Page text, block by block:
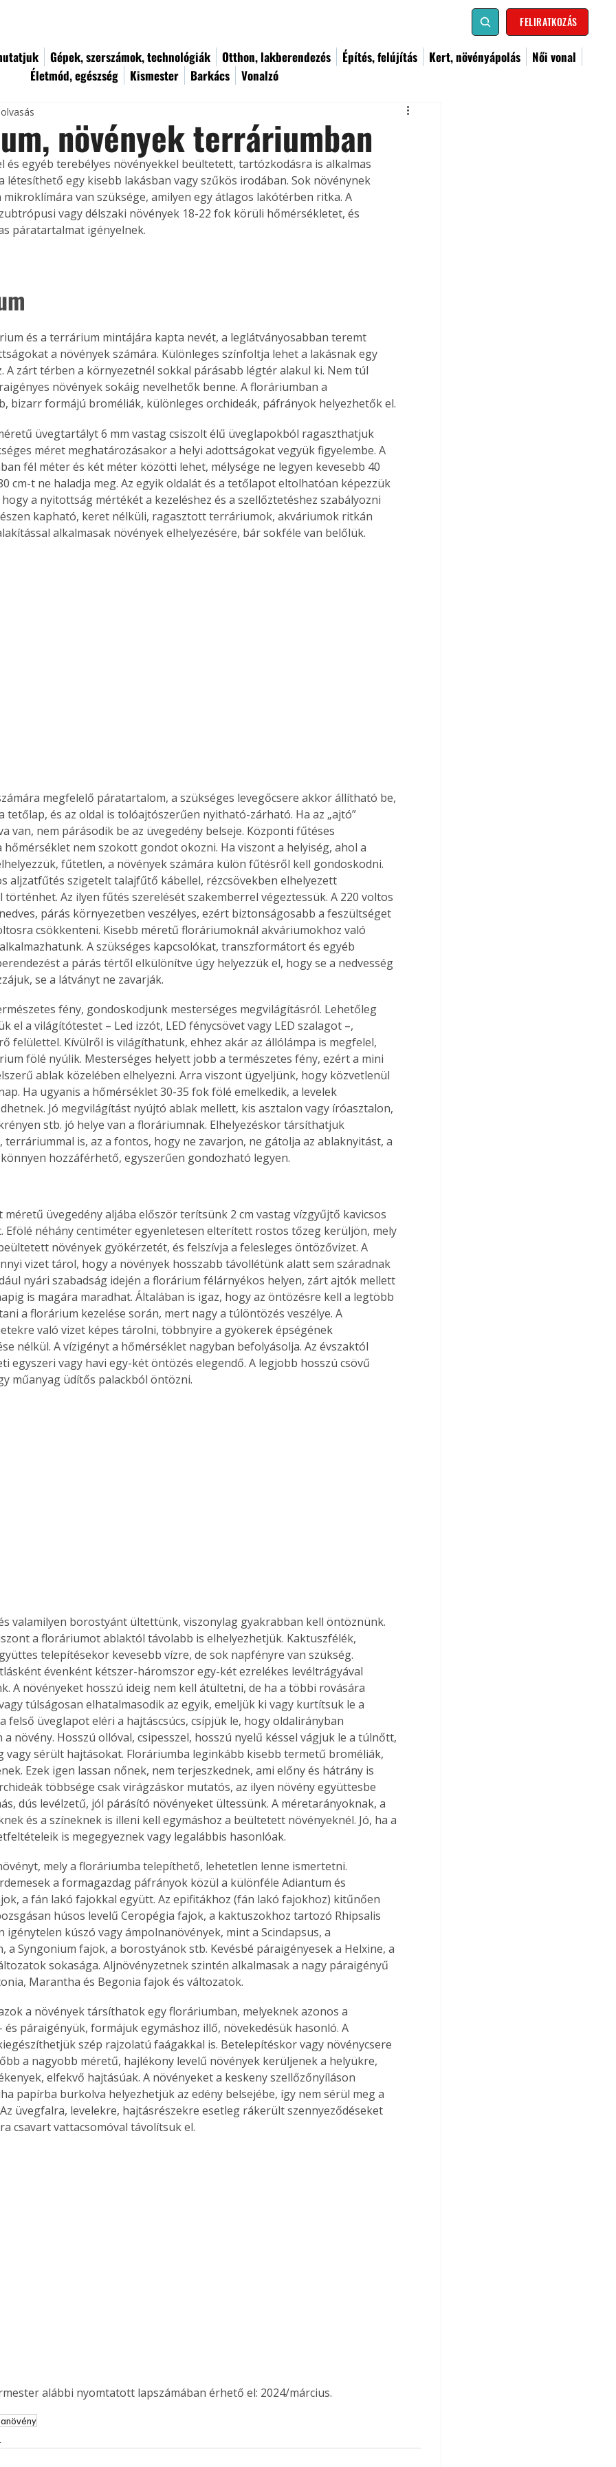
FELIRATKOZÁS
Gépek, szerszámok, technológiák Otthon, lakberendezés Építés, felújítás Kert, növényápolás
Női vonal
Életmód, egészség
Kismester Barkács Vonalzó
az
Old
új,
Együtt jobban megéri!
Bővebb információ itt!
Együtt jobban megéri! A
könyvek tetszőleges
párosítással kedvezményes
áron, 0 Ft postaköltséggel
megrendelhetők!
növények terráriumban
és egyéb terebélyes növényekkel beültetett, tartózkodásra is alkalmas
létesíthető egy kisebb lakásban vagy szűkös irodában. Sok növénynek
mikroklímára van szüksége, amilyen egy átlagos lakótérben ritka. A
vagy délszaki növények 18-22 fok körüli hőmérsékletet, és
páratartalmat igényelnek.
és a terrárium mintájára kapta nevét, a leglátványosabban teremt
a növények számára. Különleges színfoltja lehet a lakásnak egy
A zárt térben a környezetnél sokkal párásabb légtér alakul ki. Nem túl
növények sokáig nevelhetők benne. A floráriumban a
bizarr formájú broméliák, különleges orchideák, páfrányok helyezhetők el.
üvegtartályt 6 mm vastag csiszolt élű üveglapokból ragaszthatjuk
méret meghatározásakor a helyi adottságokat vegyük figyelembe. A
fél méter és két méter közötti lehet, mélysége ne legyen kevesebb 40
cm-t ne haladja meg. Az egyik oldalát és a tetőlapot eltolhatóan képezzük
a nyitottság mértékét a kezeléshez és a szellőztetéshez szabályozni
kapható, keret nélküli, ragasztott terráriumok, akváriumok ritkán
alkalmasak növények elhelyezésére, bár sokféle van belőlük.
megfelelő páratartalom, a szükséges levegőcsere akkor állítható be,
tetőlap, és az oldal is tolóajtószerűen nyitható-zárható. Ha az „ajtó”
van, nem párásodik be az üvegedény belseje. Központi fűtéses
hőmérséklet nem szokott gondot okozni. Ha viszont a helyiség, ahol a
fűtetlen, a növények számára külön fűtésről kell gondoskodni.
aljzatfűtés szigetelt talajfűtő kábellel, rézcsövekben elhelyezett
Az ilyen fűtés szerelését szakemberrel végeztessük. A 220 voltos
párás környezetben veszélyes, ezért biztonságosabb a feszültséget
csökkenteni. Kisebb méretű floráriumoknál akváriumokhoz való
A szükséges kapcsolókat, transzformátort és egyéb
a párás tértől elkülönítve úgy helyezzük el, hogy se a nedvesség
se a látványt ne zavarják.
fény, gondoskodjunk mesterséges megvilágításról. Lehetőleg
el a világítótestet – Led izzót, LED fénycsövet vagy LED szalagot –,
felülettel. Kívülről is világíthatunk, ehhez akár az állólámpa is megfelel,
fölé nyúlik. Mesterséges helyett jobb a természetes fény, ezért a mini
ablak közelében elhelyezni. Arra viszont ügyeljünk, hogy közvetlenül
Ha ugyanis a hőmérséklet 30-35 fok fölé emelkedik, a levelek
Jó megvilágítást nyújtó ablak mellett, kis asztalon vagy íróasztalon,
stb. jó helye van a floráriumnak. Elhelyezéskor társíthatjuk
terráriummal is, az a fontos, hogy ne zavarjon, ne gátolja az ablaknyitást, a
hozzáférhető, egyszerűen gondozható legyen.
méretű üvegedény aljába először terítsünk 2 cm vastag vízgyűjtő kavicsos
Efölé néhány centiméter egyenletesen elterített rostos tőzeg kerüljön, mely
növények gyökérzetét, és felszívja a felesleges öntözővizet. A
vizet tárol, hogy a növények hosszabb távollétünk alatt sem száradnak
nyári szabadság idején a florárium félárnyékos helyen, zárt ajtók mellett
is magára maradhat. Általában is igaz, hogy az öntözésre kell a legtöbb
a florárium kezelése során, mert nagy a túlöntözés veszélye. A
való vizet képes tárolni, többnyire a gyökerek épségének
nélkül. A vízigényt a hőmérséklet nagyban befolyásolja. Az évszaktól
egyszeri vagy havi egy-két öntözés elegendő. A legjobb hosszú csövű
műanyag üdítős palackból öntözni.
valamilyen borostyánt ültettünk, viszonylag gyakrabban kell öntöznünk.
a floráriumot ablaktól távolabb is elhelyezhetjük. Kaktuszfélék,
telepítésekor kevesebb vízre, de sok napfényre van szükség.
évenként kétszer-háromszor egy-két ezrelékes levéltrágyával
A növényeket hosszú ideig nem kell átültetni, de ha a többi rovására
túlságosan elhatalmasodik az egyik, emeljük ki vagy kurtítsuk le a
felső üveglapot eléri a hajtáscsúcs, csípjük le, hogy oldalirányban
a növény. Hosszú ollóval, csipesszel, hosszú nyelű késsel vágjuk le a túlnőtt,
vagy sérült hajtásokat. Floráriumba leginkább kisebb termetű broméliák,
Ezek igen lassan nőnek, nem terjeszkednek, ami előny és hátrány is
többsége csak virágzáskor mutatós, az ilyen növény együttesbe
dús levélzetű, jól párásító növényeket ültessünk. A méretarányoknak, a
és a színeknek is illeni kell egymáshoz a beültetett növényeknél. Jó, ha a
is megegyeznek vagy legalábbis hasonlóak.
mely a floráriumba telepíthető, lehetetlen lenne ismertetni.
a formagazdag páfrányok közül a különféle Adiantum és
a fán lakó fajokkal együtt. Az epifitákhoz (fán lakó fajokhoz) kitűnően
húsos levelű Ceropégia fajok, a kaktuszokhoz tartozó Rhipsalis
igénytelen kúszó vagy ámpolnanövények, mint a Scindapsus, a
a Syngonium fajok, a borostyánok stb. Kevésbé páraigényesek a Helxine, a
sokasága. Aljnövényzetnek szintén alkalmasak a nagy páraigényű
Marantha és Begonia fajok és változatok.
a növények társíthatok egy floráriumban, melyeknek azonos a
és páraigényük, formájuk egymáshoz illő, növekedésük hasonló. A
szép rajzolatú faágakkal is. Betelepítéskor vagy növénycsere
a nagyobb méretű, hajlékony levelű növények kerüljenek a helyükre,
elfekvő hajtásúak. A növényeket a keskeny szellőzőnyíláson
papírba burkolva helyezhetjük az edény belsejébe, így nem sérül meg a
üvegfalra, levelekre, hajtásrészekre esetleg rákerült szennyeződéseket
csavart vattacsomóval távolítsuk el.
alábbi nyomtatott lapszámában érhető el: 2024/március.